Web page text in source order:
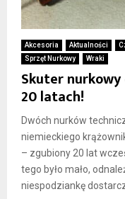
Akcesoria Aktualności
Sprzęt Nurkowy
Wraki
Skuter
20 latach!
Dwóch nurków
niemieckiego
– zgubiony 20 lat
tego było mało,
niespodziankę